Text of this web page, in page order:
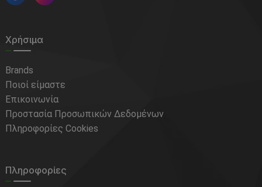
Χρήσιμα
Brands
Ποιοί είμαστε
Επικοινωνία
Προστασία Προσωπικών Δεδομένων
Πληροφορίες Cookies
Πληροφορίες